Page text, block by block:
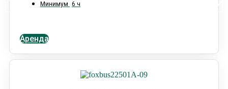
Минимум 6 ч
Аренда